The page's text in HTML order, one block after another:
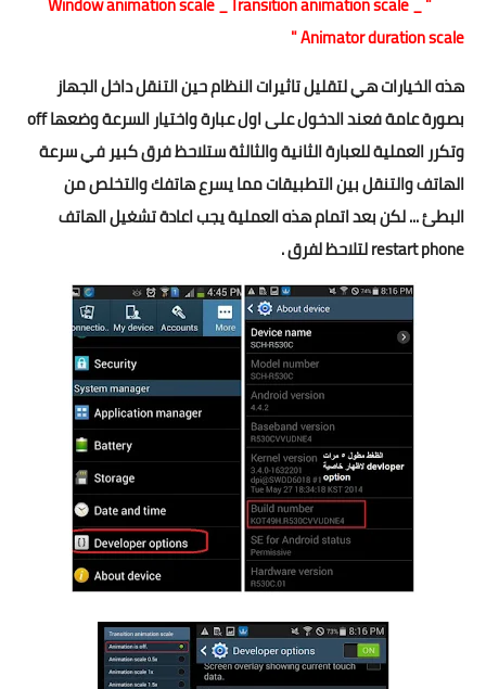
Animator duration scale "
هذه الخيارات هي لتقليل تاثيرات النظام حين التنقل داخل الجهاز
بصورة عامة فعند الدخول على اول عبارة واختيار السرعة وضعها off
وتكرر العملية للعبارة الثانية والثالثة ستلاحظ فرق كبير في سرعة
الهاتف والتنقل بين التطبيقات مما يسرع هاتفك والتخلص من
البطئ ... لكن بعد اتمام هذه العملية يجب اعادة تشغيل الهاتف
restart phone لتلاحظ لفرق .